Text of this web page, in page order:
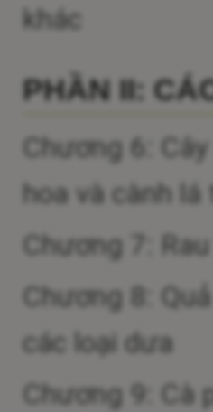
khác
PHẦN II:
Chương 6:
hoa và cành lá
Chương 7:
Chương 8:
các loại dưa
Chương 9: Cà